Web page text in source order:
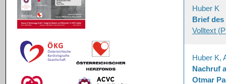
Huber K
Brief des
Volltext
Huber K,
Nachruf
Otmar